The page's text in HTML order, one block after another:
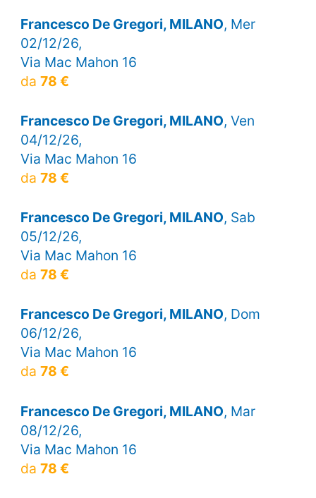
Francesco De Gregori, MILANO, Mer
02/12/26,
Via Mac Mahon 16
da 78 €
Francesco De Gregori, MILANO, Ven
04/12/26,
Via Mac Mahon 16
da 78 €
Francesco De Gregori, MILANO, Sab
05/12/26,
Via Mac Mahon 16
da 78 €
Francesco De Gregori, MILANO, Dom
06/12/26,
Via Mac Mahon 16
da 78 €
Francesco De Gregori, MILANO, Mar
08/12/26,
Via Mac Mahon 16
da 78 €